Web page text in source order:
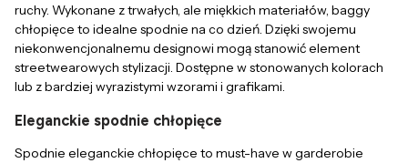
ruchy. Wykonane z trwałych, ale miękkich materiałów, baggy
chłopięce to idealne spodnie na co dzień. Dzięki swojemu
niekonwencjonalnemu designowi mogą stanowić element
streetwearowych stylizacji. Dostępne w stonowanych kolorach
lub z bardziej wyrazistymi wzorami i grafikami.
Eleganckie spodnie chłopięce
Spodnie eleganckie chłopięce to must-have w garderobie